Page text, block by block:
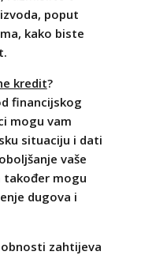
poput
kako biste
kredit?
financijskog
mogu vam
situaciju i dati
vaše
također mogu
dugova i
zahtijeva